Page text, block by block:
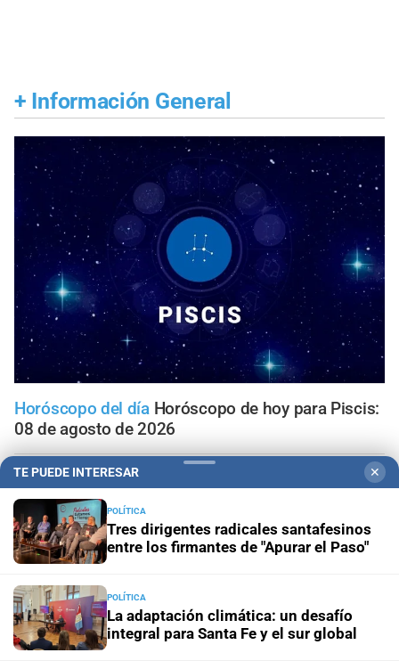
+ Información General
Horóscopo del día Horóscopo de hoy para Piscis:
08 de agosto de 2026
Horóscopo del díaHoróscopo de hoy para Acuario: 08
de agosto de 2026
Horóscopo del díaHoróscopo de hoy para Capricornio:
08 de agosto de 2026
Horóscopo del día
Horóscopo de hoy para Sagitario: 08
de agosto de 2026
TE PUEDE INTERESAR ✕
POLÍTICA
Tres dirigentes radicales santafesinos
entre los firmantes de "Apurar el Paso"
POLÍTICA
La adaptación climática: un desafío
integral para Santa Fe y el sur global